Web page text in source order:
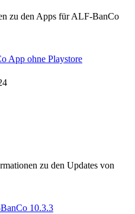
zu den Apps für ALF-BanCo
App ohne Playstore
zu den Updates von
10.3.3